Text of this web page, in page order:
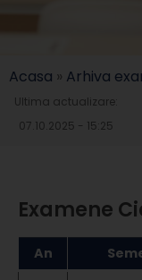
Acasa » Arhiva
Ultima actualizare:
07.10.2025 - 15:25
Examene
An